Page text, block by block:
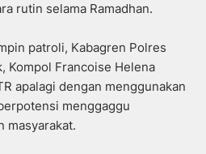
rutin selama Ramadhan.
patroli, Kabagren Polres
Kompol Francoise Helena
apalagi dengan menggunakan
menggaggu
masyarakat.